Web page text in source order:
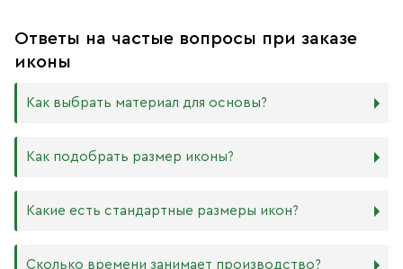
Ответы на частые вопросы при заказе
иконы
Как выбрать материал для основы?
Мы изготавливаем иконы на трёх разных видах досок:
МДФ. Ламинированная древесно-стружечная плита —
Как подобрать размер иконы?
Никаких строгих правил по тому, какого размера
иконостас, можно ориентироваться на него.
Какие есть стандартные размеры икон?
Сколько времени занимает производство?